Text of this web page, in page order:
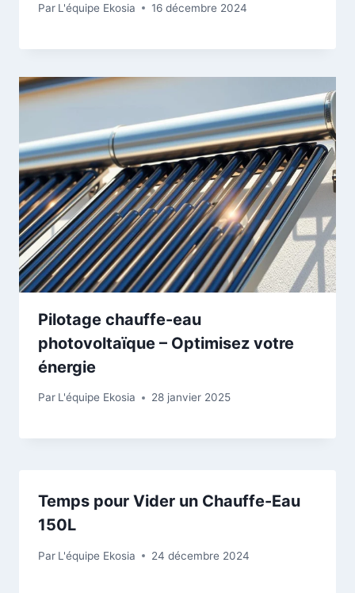
Par L'équipe Ekosia 16 décembre 2024
Pilotage chauffe-eau
photovoltaïque – Optimisez votre
énergie
Par L'équipe Ekosia 28 janvier 2025
Temps pour Vider un Chauffe-Eau
150L
Par L'équipe Ekosia 24 décembre 2024